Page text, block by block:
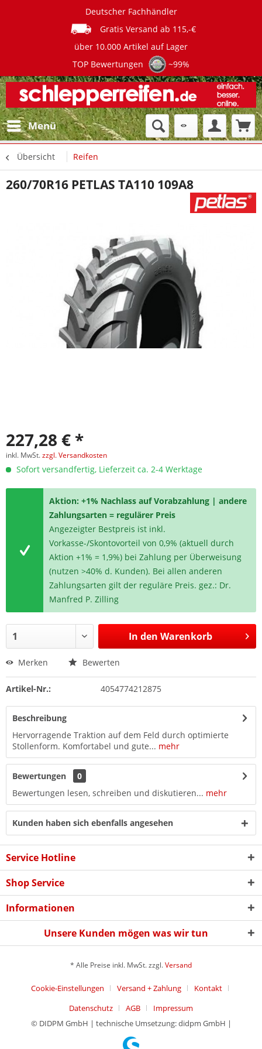
Deutscher Fachhändler
Gratis Versand ab 115,-€
über 10.000 Artikel auf Lager
TOP Bewertungen
~99%
Menü
Übersicht Reifen
260/70R16 PETLAS TA110 109A8
227,28 € *
inkl. MwSt.zzgl. Versandkosten
Sofort versandfertig, Lieferzeit ca. 2-4 Werktage
Aktion: +1% Nachlass auf Vorabzahlung | andere
Zahlungsarten = regulärer Preis
Angezeigter Bestpreis ist inkl.
Vorkasse-/Skontovorteil von 0,9% (aktuell durch
Aktion +1% = 1,9%) bei Zahlung per Überweisung
(nutzen >40% d. Kunden). Bei allen anderen
Zahlungsarten gilt der reguläre Preis. gez.: Dr.
Manfred P. Zilling
In den Warenkorb
Merken Bewerten
Artikel-Nr.: 4054774212875
Beschreibung
Hervorragende Traktion auf dem Feld durch optimierte
Stollenform. Komfortabel und gute... mehr
Bewertungen
0
Bewertungen lesen, schreiben und diskutieren... mehr
Kunden haben sich ebenfalls angesehen
Service Hotline
Shop Service
Informationen
Unsere Kunden mögen was wir tun
* Alle Preise inkl. MwSt. zzgl.Versand
Cookie-Einstellungen Versand + Zahlung
Kontakt
Datenschutz
AGB
Impressum
© DIDPM GmbH | technische Umsetzung: didpm GmbH |